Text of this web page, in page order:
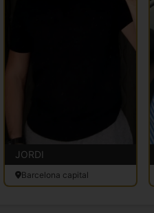
JORDI
Barcelona capital